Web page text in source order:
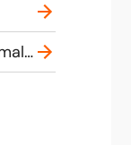
Xcaret Park, Carretera Chetúmal Puerto Juárez Kilómetro 282, Solidaridad, 77710 Playa del Carmen, Q.R., Mexico